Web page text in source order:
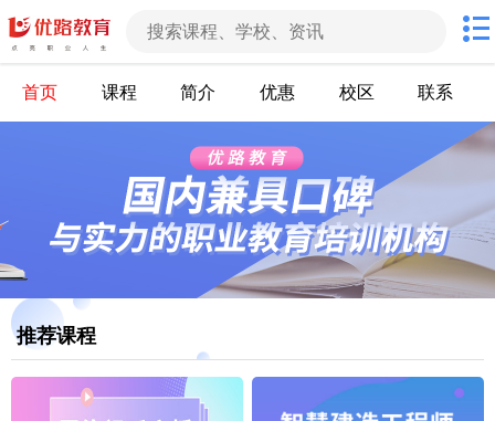
首页 课程 简介 优惠 校区 联系
推荐课程